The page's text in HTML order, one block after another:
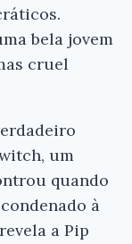
bela jovem
cruel
um
quando
à
a Pip
para
livro é bom